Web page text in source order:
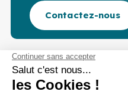
Contactez-nous